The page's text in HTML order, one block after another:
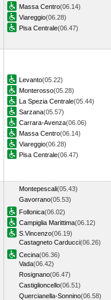
Massa Centro(06.14)
Viareggio(06.28)
Pisa Centrale(06.47)
Levanto(05.22)
Monterosso(05.28)
La Spezia Centrale(05.44)
Sarzana(05.57)
Carrara-Avenza(06.06)
Massa Centro(06.14)
Viareggio(06.28)
Pisa Centrale(06.47)
Montepescali(05.43)
Gavorrano(05.53)
Follonica(06.02)
Campiglia Marittima(06.12)
S.Vincenzo(06.19)
Castagneto Carducci(06.26)
Cecina(06.36)
Vada(06.42)
Rosignano(06.47)
Castiglioncello(06.51)
Quercianella-Sonnino(06.58)